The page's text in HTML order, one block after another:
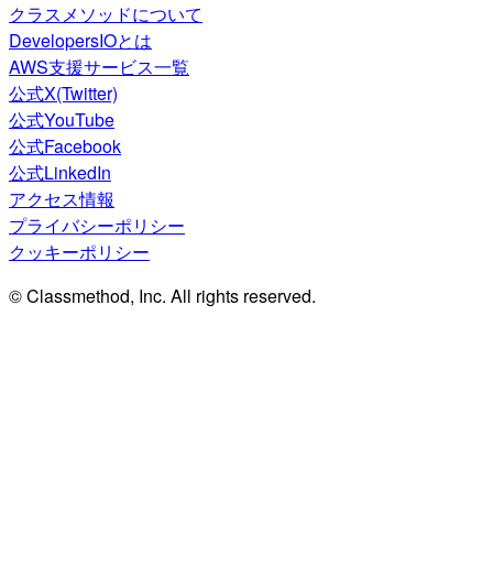
クラスメソッドについて
DevelopersIOとは
AWS支援サービス一覧
公式X(Twitter)
公式YouTube
公式Facebook
公式LinkedIn
アクセス情報
プライバシーポリシー
クッキーポリシー
© Classmethod, Inc. All rights reserved.